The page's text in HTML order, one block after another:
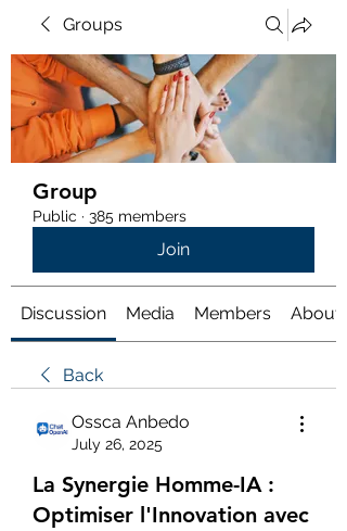
Groups
Group
Public · 385 members
Join
Discussion Media Members About
Back
Ossca Anbedo
July 26, 2025
La Synergie Homme-IA :
Optimiser l'Innovation avec